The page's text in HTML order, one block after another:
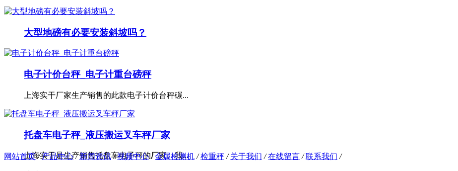
大型地磅有必要安装斜坡吗？
电子计价台秤_电子计重台磅秤
上海实干厂家生产销售的此款电子计价台秤碳...
托盘车电子秤_液压搬运叉车秤厂家
上海实干是生产销售托盘车电子秤的厂家。我...
网站首页 / 产品中心 / 新闻资讯 / 视频中心 / 金属检测机 / 检重秤 / 关于我们 / 在线留言 / 联系我们 /